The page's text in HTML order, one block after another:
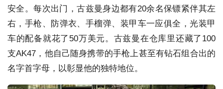
安全。每次出门，古兹曼身边都有20余名保镖紧伴其左
右，手枪、防弹衣、手榴弹、装甲车一应俱全，光装甲
车的配备就花了50万美元。古兹曼在仓库里还藏了100
支AK47，他自己随身携带的手枪上甚至有钻石组合出的
名字首字母，以彰显他的独特地位。